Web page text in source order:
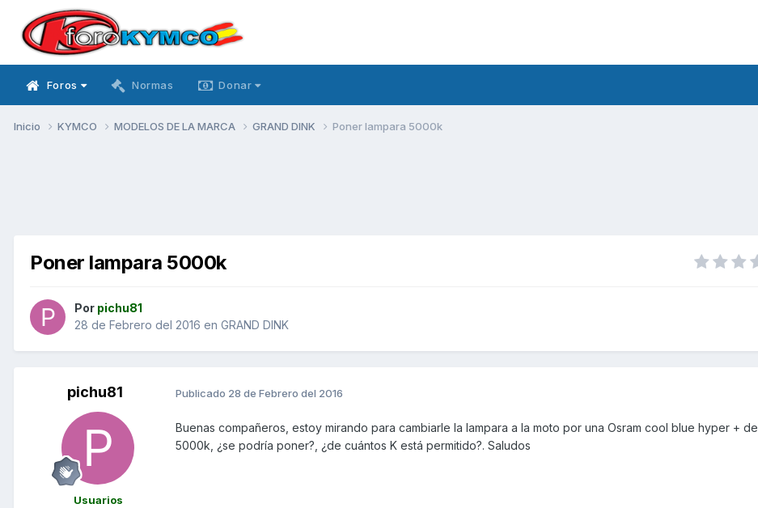
Foros Normas Donar
Inicio KYMCO MODELOS DE LA MARCA GRAND DINK Poner lampara 5000k
Poner lampara 5000k
Por pichu81
28 de Febrero del 2016 en GRAND DINK
pichu81
Usuarios
Publicado 28 de Febrero del 2016
Buenas compañeros, estoy mirando para cambiarle la lampara a la moto por una Osram cool blue hyper + de
5000k, ¿se podría poner?, ¿de cuántos K está permitido?. Saludos